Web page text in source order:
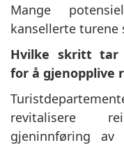
Mange
kansellerte turene
Hvilke skritt tar
for å gjenopplive
revitalisere
gjeninnføring av